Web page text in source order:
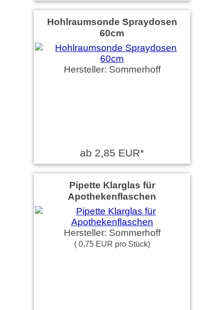
Hohlraumsonde Spraydosen
60cm
Hersteller: Sommerhoff
ab 2,85 EUR*
Pipette Klarglas für
Apothekenflaschen
Hersteller: Sommerhoff
( 0,75 EUR pro Stück)